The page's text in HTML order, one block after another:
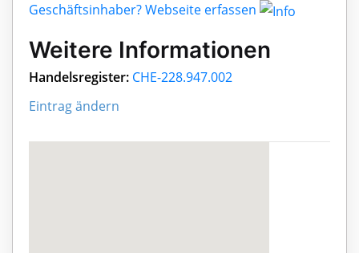
Geschäftsinhaber? Webseite erfassen
Weitere Informationen
Handelsregister: CHE-228.947.002
Eintrag ändern